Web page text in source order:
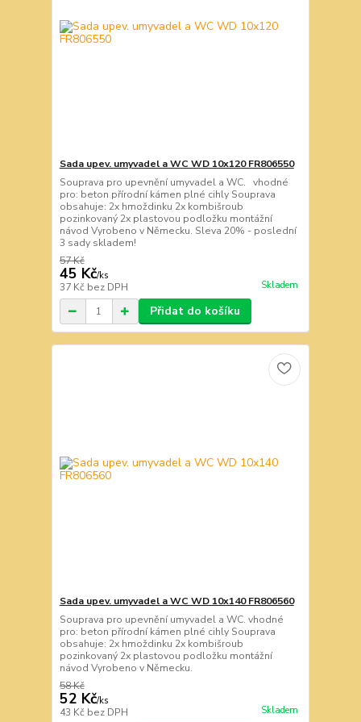
Sada upev. umyvadel a WC WD 10x120 FR806550
Souprava pro upevnění umyvadel a WC. vhodné
pro: beton přírodní kámen plné cihly Souprava
obsahuje: 2x hmoždinku 2x kombišroub
pozinkovaný 2x plastovou podložku montážní
návod Vyrobeno v Německu. Sleva 20% - poslední
3 sady skladem!
57 Kč
45 Kč/ks
37 Kč bez DPH Skladem
Přidat do košíku
Sada upev. umyvadel a WC WD 10x140 FR806560
Souprava pro upevnění umyvadel a WC. vhodné
pro: beton přírodní kámen plné cihly Souprava
obsahuje: 2x hmoždinku 2x kombišroub
pozinkovaný 2x plastovou podložku montážní
návod Vyrobeno v Německu.
58 Kč
52 Kč/ks
43 Kč bez DPH Skladem